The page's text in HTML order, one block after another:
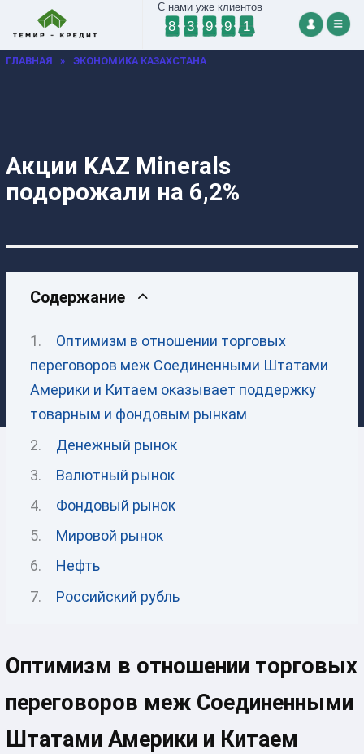
С нами уже клиентов
8 3 9 9 1
ГЛАВНАЯ » ЭКОНОМИКА КАЗАХСТАНА
Акции KAZ Minerals
подорожали на 6,2%
Содержание
Оптимизм в отношении торговых
переговоров меж Соединенными Штатами
Америки и Китаем оказывает поддержку
товарным и фондовым рынкам
Денежный рынок
Валютный рынок
Фондовый рынок
Мировой рынок
Нефть
Российский рубль
Оптимизм в отношении торговых
переговоров меж Соединенными
Штатами Америки и Китаем